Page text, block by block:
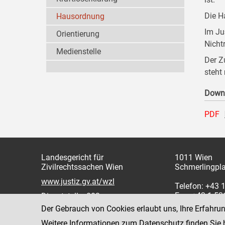
Die
Im
Der
steht
PDF
Hausordnung
Orientierung
Medienstelle
Landesgericht für
Zivilrechtssachen Wien
www.justiz.gv.at/wzl
Dienststelle: 003
1011 Wien
Telefon: +43
Fax: +43 1
Der Gebrauch von Cookies erlaubt uns, Ihre